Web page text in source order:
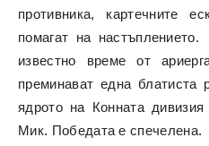
противника, картечните
помагат на
известно време от
преминават една
ядрото на Конната
Мик. Победата е спечелена.